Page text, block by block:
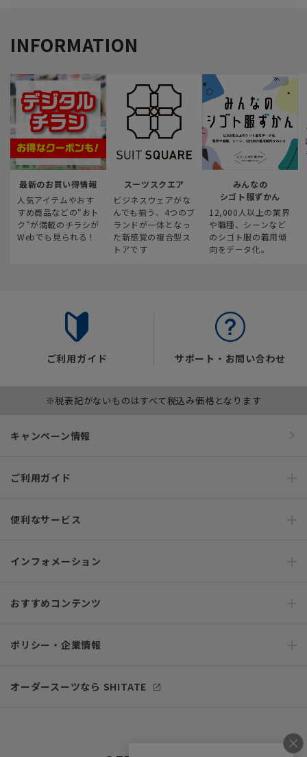
INFORMATION
最新のお買い得情報
人気アイテムやおす
すめ商品などの“おト
ク“が満載のチラシが
Webでも見られる！
スーツスクエア
ビジネスウェアがな
んでも揃う、4つのブ
ランドが一体となっ
た新感覚の複合型ス
トアです
みんなの
シゴト服ずかん
12,000人以上の業界
や職種、シーンなど
のシゴト服の着用傾
向をデータ化。
ご利用ガイド サポート・お問い合わせ
※税表記がないものはすべて税込み価格となります
キャンペーン情報
ご利用ガイド
便利なサービス
インフォメーション
おすすめコンテンツ
ポリシー・企業情報
オーダースーツなら SHITATE